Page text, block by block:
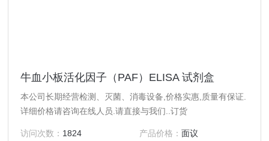
牛血小板活化因子（PAF）ELISA 试剂盒
本公司长期经营检测、灭菌、消毒设备,价格实惠,质量有保证.
详细价格请咨询在线人员.请直接与我们..订货
访问次数： 1824 产品价格： 面议